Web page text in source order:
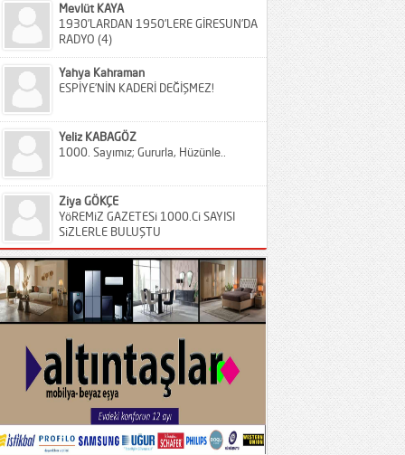
Mevlüt KAYA
1930’LARDAN 1950’LERE GİRESUN’DA
RADYO (4)
Yahya Kahraman
ESPİYE’NİN KADERİ DEĞİŞMEZ!
Yeliz KABAGÖZ
1000. Sayımız; Gururla, Hüzünle..
Ziya GÖKÇE
YöREMiZ GAZETESi 1000.Ci SAYISI
SiZLERLE BULUŞTU